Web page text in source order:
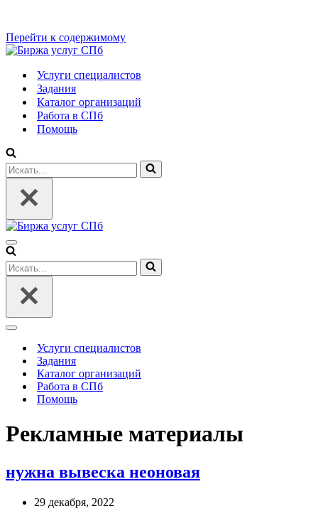
Перейти к содержимому
Услуги специалистов
Задания
Каталог организаций
Работа в СПб
Помощь
Искать...
Меню
навигации
Искать...
Меню
навигацииУслуги специалистов
Задания
Каталог организаций
Работа в СПб
Помощь
Рекламные материалы
нужна вывеска неоновая
29 декабря, 2022